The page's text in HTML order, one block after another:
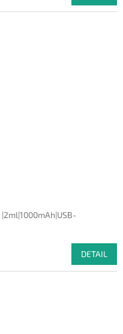
|2ml|1000mAh|USB-
DETAIL